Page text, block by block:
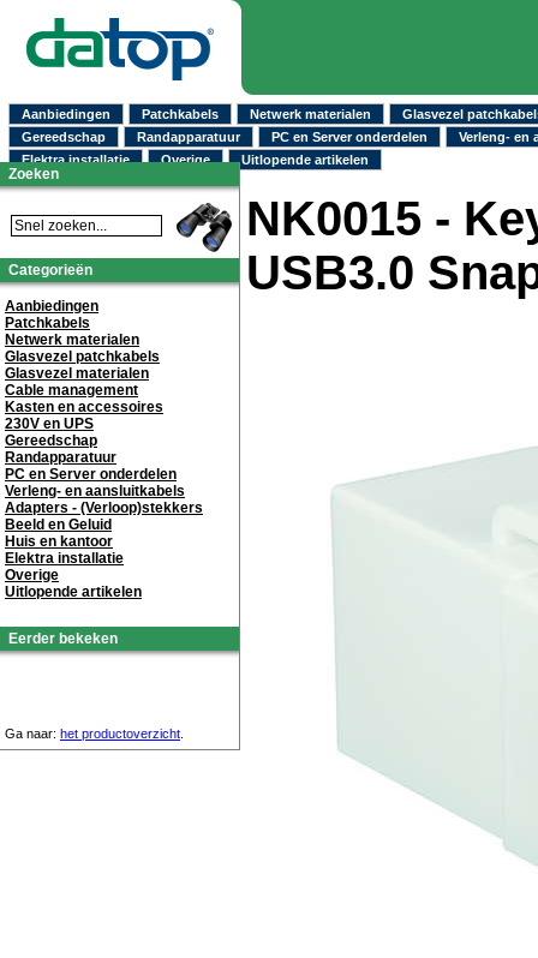
Aanbiedingen Patchkabels Netwerk materialen
Glasvezel
Gereedschap
Randapparatuur PC en Server onderdelen
Verleng- en
Elektra installatie
Overige Uitlopende artikelen
NK0015 -
USB3.0
Zoeken
Categorieën
Aanbiedingen
Patchkabels
Netwerk materialen
Glasvezel patchkabels
Glasvezel materialen
Cable management
Kasten en accessoires
230V en UPS
Gereedschap
Randapparatuur
PC en Server onderdelen
Verleng- en aansluitkabels
Adapters - (Verloop)stekkers
Beeld en Geluid
Huis en kantoor
Elektra installatie
Overige
Uitlopende artikelen
Eerder bekeken
Ga naar: het productoverzicht